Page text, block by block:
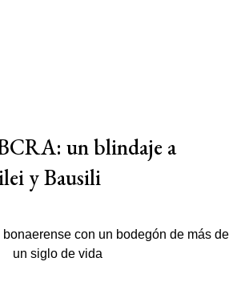
un blindaje a
y Bausili